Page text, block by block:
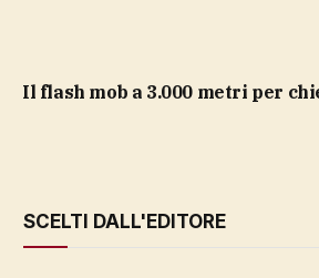
il flash mob a 3.000 metri per
SCELTI DALL'EDITORE